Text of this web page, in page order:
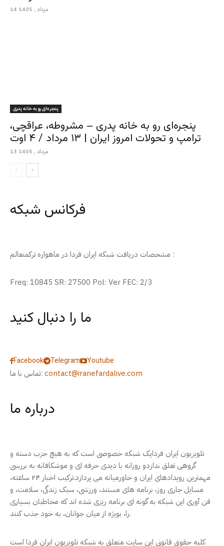
14 مرداد , 1405
پنجره‌ای رو به خانه پدری
پنجره‌ای رو به خانه پدری – مشروطه، عراقچی،
ترامپ و تحولات امروز ایران | ۱۳ مرداد / ۴ اوت
13 مرداد , 1405
فرکانس شبکه
مشخصات دریافت شبکه ایران فردا در ماهواره ترکمنعالم :
Freq: 10845 SR: 27500 Pol: Ver FEC: 2/3
ما را دنبال کنید
Facebook Telegram
Youtube
تماس با ما: contact@iranefardalive.com
درباره ما
تلویزیون ایران فردایک شبکه خصوصی است که به هیچ حزب دسته و
گروهی تعلق نداردو روزانه با دیدی حرفه ای و موشکافانه به بررسی
مهمترین رویدادهای ایران و خاورمیانه می پردازد.ترکیب اخبار ۲۴ ساعته،
مسایل جاری روز، برنامه های مستند، ورزشی، سبک زندگی، سلامت، و
فن آوری این شبکه به گونه ای برنامه ریزی شده اند که مخاطبان بسیاری
را، بویژه از میان جوانان، به خود جذب کنند.
کلیه حقوق قانونی این سایت متعلق به شبکه تلویزیون ایران فردا است.